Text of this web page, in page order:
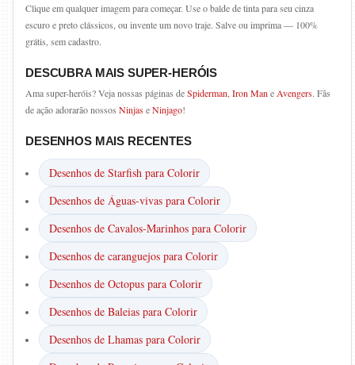
Clique em qualquer imagem para começar. Use o balde de tinta para seu cinza
escuro e preto clássicos, ou invente um novo traje. Salve ou imprima — 100%
grátis, sem cadastro.
DESCUBRA MAIS SUPER-HERÓIS
Ama super-heróis? Veja nossas páginas deSpiderman Iron Man e Avengers. Fãs
de ação adorarão nossos NinjaseNinjago!
DESENHOS MAIS RECENTES
Desenhos de Starfish para Colorir
Desenhos de Águas-vivas para Colorir
Desenhos de Cavalos-Marinhos para Colorir
Desenhos de caranguejos para Colorir
Desenhos de Octopus para Colorir
Desenhos de Baleias para Colorir
Desenhos de Lhamas para Colorir